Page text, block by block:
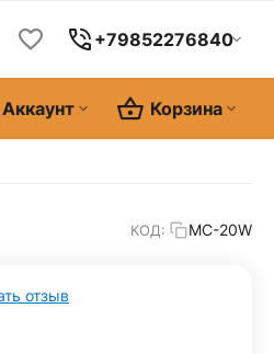
+79852276840
Корзина
Аккаунт
КОД: MC-20W
отзыв